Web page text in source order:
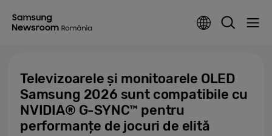
Televizoarele și monitoarele OLED
Samsung 2026 sunt compatibile cu
NVIDIA® G-SYNC™ pentru
performanțe de jocuri de elită